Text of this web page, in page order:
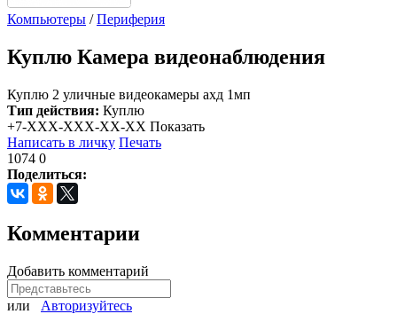
Компьютеры /Периферия
Куплю Камера видеонаблюдения
Куплю 2 уличные видеокамеры ахд 1мп
Тип действия: Куплю
+7-XXX-XXX-XX-XX Показать
Написать в личку Печать
1074 0
Поделиться:
Комментарии
Добавить комментарий
или Авторизуйтесь